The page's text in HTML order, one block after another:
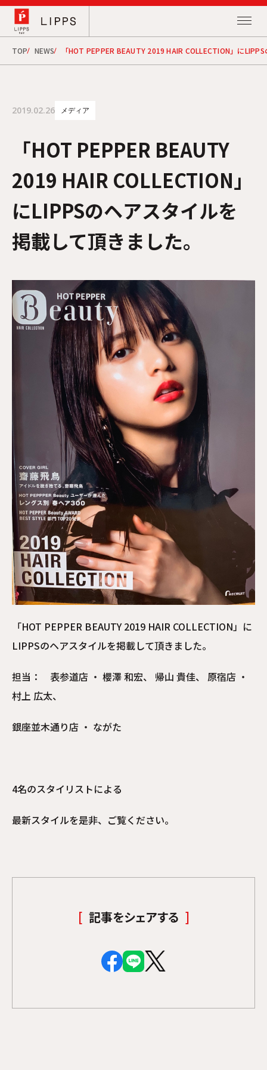
TOP NEWS 「HOT PEPPER BEAUTY 2019 HAIR COLLECTION」に
2019.02.26 メディア
「HOT PEPPER BEAUTY
2019 HAIR COLLECTION」
にLIPPSのヘアスタイルを
掲載して頂きました。
「HOT PEPPER BEAUTY 2019 HAIR COLLECTION」に
LIPPSのヘアスタイルを掲載して頂きました。
担当： 表参道店 ・ 櫻澤 和宏、 帰山 貴佳、 原宿店 ・
村上 広太、
銀座並木通り店 ・ ながた
4名のスタイリストによる
最新スタイルを是非、ご覧ください。
記事をシェアする